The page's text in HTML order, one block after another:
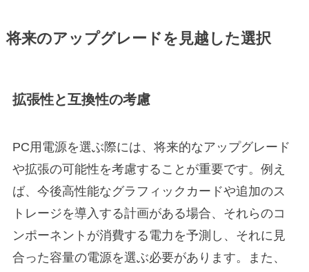
将来のアップグレードを見越した選択
拡張性と互換性の考慮
PC用電源を選ぶ際には、将来的なアップグレード
や拡張の可能性を考慮することが重要です。例え
ば、今後高性能なグラフィックカードや追加のス
トレージを導入する計画がある場合、それらのコ
ンポーネントが消費する電力を予測し、それに見
合った容量の電源を選ぶ必要があります。また、